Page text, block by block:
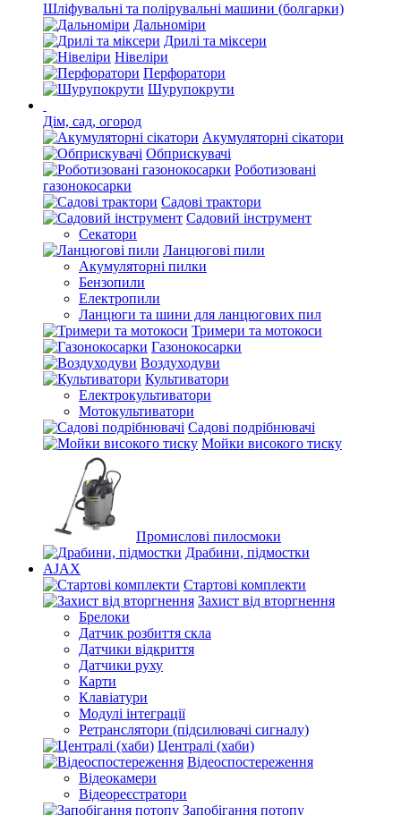
Шліфувальні та полірувальні машини (болгарки)
Дальноміри
Дрилі та міксери
Нівеліри
Перфоратори
Шурупокрути
Дім, сад, огород
Акумуляторні сікатори
Обприскувачі
Роботизовані
газонокосарки
Садові трактори
Садовий інструмент
Секатори
Ланцюгові пили
Акумуляторні пилки
Бензопили
Електропили
Ланцюги та шини для ланцюгових пил
Тримери та мотокоси
Газонокосарки
Воздуходуви
Культиватори
Електрокультиватори
Мотокультиватори
Садові подрібнювачі
Мойки високого тиску
Промислові пилосмоки
Драбини, підмостки
AJAX
Стартові комплекти
Захист від вторгнення
Брелоки
Датчик розбиття скла
Датчики відкриття
Датчики руху
Карти
Клавіатури
Модулі інтеграції
Ретранслятори (підсилювачі сигналу)
Централі (хаби)
Відеоспостереження
Відеокамери
Відеореєстратори
Запобігання потопу